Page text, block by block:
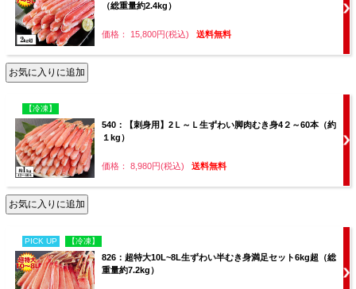
（総重量約2.4kg）
価格： 15,800円(税込) 送料無料
【冷凍】
540：【刺身用】2Ｌ～Ｌ生ずわい脚肉むき身4２～60本（約
１kg）
価格： 8,980円(税込) 送料無料
PICK UP 【冷凍】
826：超特大10L~8L生ずわい半むき身満足セット6kg超（総
重量約7.2kg）